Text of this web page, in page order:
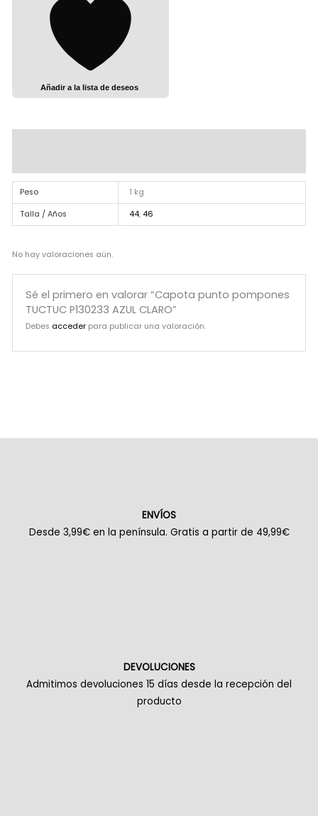
Añadir a la lista de deseos
Peso 1 kg
Talla / Años 44, 46
No hay valoraciones aún.
Sé el primero en valorar “Capota punto pompones
TUCTUC P130233 AZUL CLARO”
Debes acceder para publicar una valoración.
ENVÍOS
Desde 3,99€ en la península. Gratis a partir de 49,99€
DEVOLUCIONES
Admitimos devoluciones 15 días desde la recepción del
producto